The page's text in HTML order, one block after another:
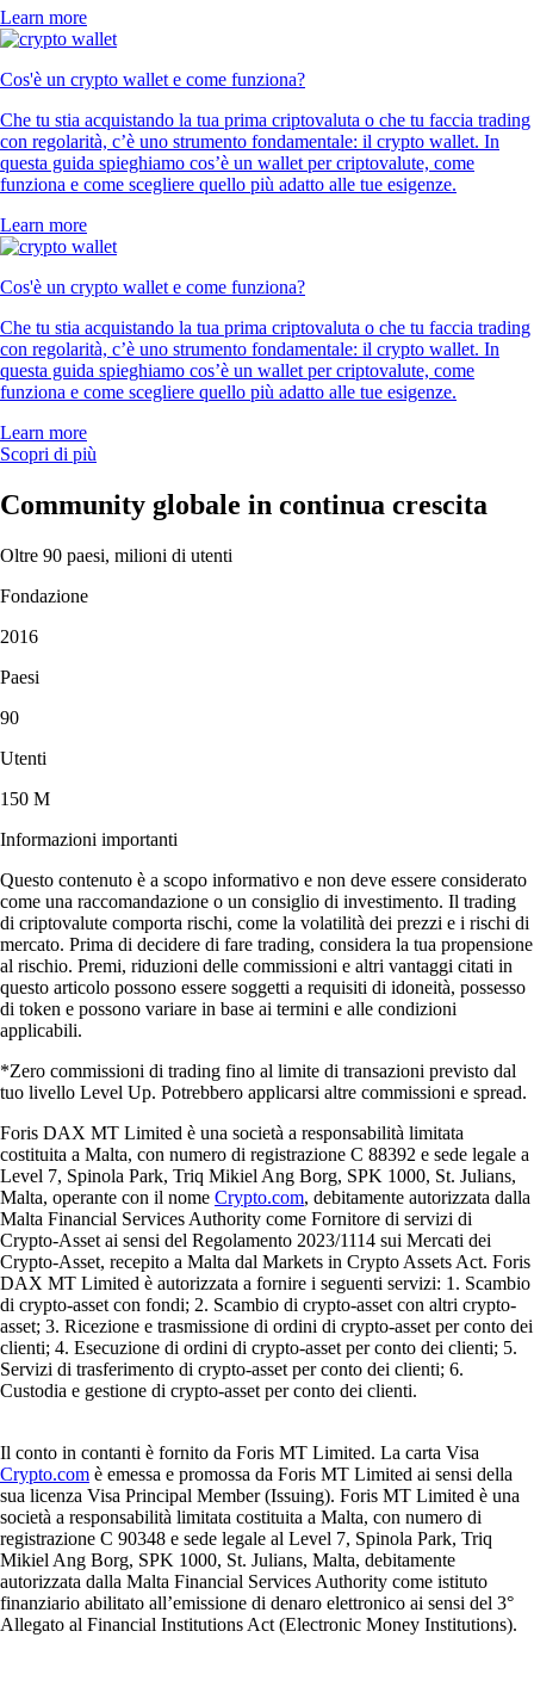
Learn more
Cos'è un crypto wallet e come funziona?
Che tu stia acquistando la tua prima criptovaluta o che tu faccia trading
con regolarità, c’è uno strumento fondamentale: il crypto wallet. In
questa guida spieghiamo cos’è un wallet per criptovalute, come
funziona e come scegliere quello più adatto alle tue esigenze.
Learn more
Cos'è un crypto wallet e come funziona?
Che tu stia acquistando la tua prima criptovaluta o che tu faccia trading
con regolarità, c’è uno strumento fondamentale: il crypto wallet. In
questa guida spieghiamo cos’è un wallet per criptovalute, come
funziona e come scegliere quello più adatto alle tue esigenze.
Learn more
Scopri di più
Community globale in continua crescita
Oltre 90 paesi, milioni di utenti
Fondazione
2016
Paesi
90
Utenti
150 M
Informazioni importanti
Questo contenuto è a scopo informativo e non deve essere considerato
come una raccomandazione o un consiglio di investimento. Il trading
di criptovalute comporta rischi, come la volatilità dei prezzi e i rischi di
mercato. Prima di decidere di fare trading, considera la tua propensione
al rischio. Premi, riduzioni delle commissioni e altri vantaggi citati in
questo articolo possono essere soggetti a requisiti di idoneità, possesso
di token e possono variare in base ai termini e alle condizioni
applicabili.
*Zero commissioni di trading fino al limite di transazioni previsto dal
tuo livello Level Up. Potrebbero applicarsi altre commissioni e spread.
Foris DAX MT Limited è una società a responsabilità limitata
costituita a Malta, con numero di registrazione C 88392 e sede legale a
Level 7, Spinola Park, Triq Mikiel Ang Borg, SPK 1000, St. Julians,
Malta, operante con il nome Crypto.com, debitamente autorizzata dalla
Malta Financial Services Authority come Fornitore di servizi di
Crypto-Asset ai sensi del Regolamento 2023/1114 sui Mercati dei
Crypto-Asset, recepito a Malta dal Markets in Crypto Assets Act. Foris
DAX MT Limited è autorizzata a fornire i seguenti servizi: 1. Scambio
di crypto-asset con fondi; 2. Scambio di crypto-asset con altri crypto-
asset; 3. Ricezione e trasmissione di ordini di crypto-asset per conto dei
clienti; 4. Esecuzione di ordini di crypto-asset per conto dei clienti; 5.
Servizi di trasferimento di crypto-asset per conto dei clienti; 6.
Custodia e gestione di crypto-asset per conto dei clienti.
Il conto in contanti è fornito da Foris MT Limited. La carta Visa
Crypto.com è emessa e promossa da Foris MT Limited ai sensi della
sua licenza Visa Principal Member (Issuing). Foris MT Limited è una
società a responsabilità limitata costituita a Malta, con numero di
registrazione C 90348 e sede legale al Level 7, Spinola Park, Triq
Mikiel Ang Borg, SPK 1000, St. Julians, Malta, debitamente
autorizzata dalla Malta Financial Services Authority come istituto
finanziario abilitato all’emissione di denaro elettronico ai sensi del 3°
Allegato al Financial Institutions Act (Electronic Money Institutions).